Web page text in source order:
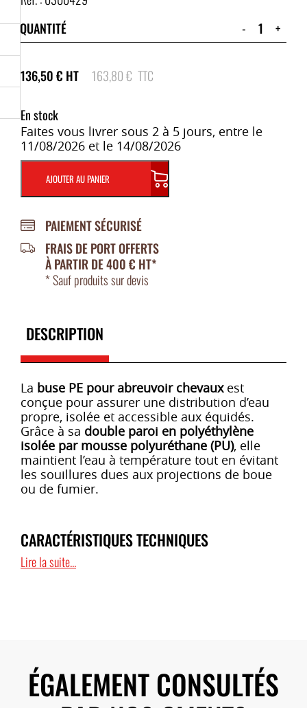
QUANTITÉ
- +
136,50€ HT 163,80€ TTC
En stock
Faites vous livrer sous 2 à 5 jours, entre le
11/08/2026 et le 14/08/2026
AJOUTER AU PANIER
PAIEMENT SÉCURISÉ
FRAIS DE PORT OFFERTS
À PARTIR DE 400 € HT*
* Sauf produits sur devis
DESCRIPTION
La buse PE pour abreuvoir chevauxest
conçue pour assurer une distribution d’eau
propre, isolée et accessible aux équidés.
Grâce à sa double paroi en polyéthylène
isolée par mousse polyuréthane (PU), elle
maintient l’eau à température tout en évitant
les souillures dues aux projections de boue
ou de fumier.
CARACTÉRISTIQUES TECHNIQUES
Évacuation: trou de vidange intégré pour
un nettoyage rapide
Lire la suite...
ÉGALEMENT CONSULTÉS